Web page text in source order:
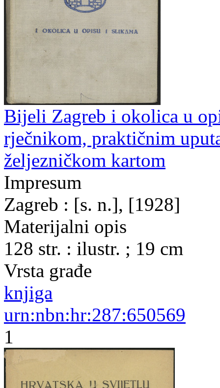
Bijeli Zagreb i okolica u
rječnikom, praktičnim
željezničkom kartom
Impresum
Zagreb : [s. n.], [1928]
Materijalni opis
128 str. : ilustr. ; 19 cm
Vrsta građe
knjiga
urn:nbn:hr:287:650569
1